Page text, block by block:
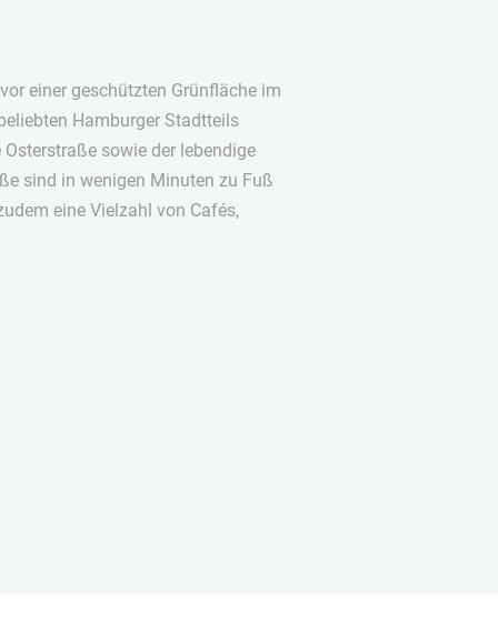
einer geschützten Grünfläche im
Hamburger Stadtteils
sowie der lebendige
sind in wenigen Minuten zu Fuß
eine Vielzahl von Cafés,